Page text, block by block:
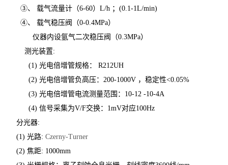
③、 载气流量计（6-60）L/h ；(0.1-1L/min)
④、 载气稳压阀（0-0.4MPa）
仪器内设氩气二次稳压阀（0.3MPa）
测光装置:
(1)光电倍增管规格：
R212UH
(2)光电倍增管负高压：200-1000V ，稳定性<0.05%
(3)光电倍增管电流测量范围： 10-12 -10-4A
(4)信号采集为V/F交换： 1mV对应100Hz
分光器:
(1)光路:Czerny-Turner
(2)焦距: 1000mm